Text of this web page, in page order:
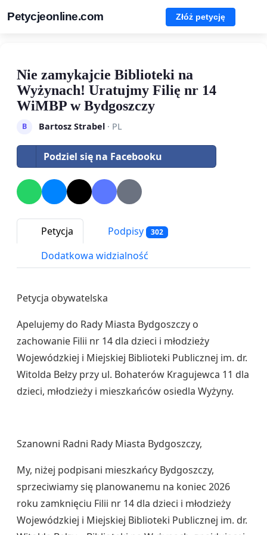
Petycjeonline.com Złóż petycję
Nie zamykajcie Biblioteki na
Wyżynach! Uratujmy Filię nr 14
WiMBP w Bydgoszczy
B Bartosz Strabel· PL
Podziel się na Facebooku
Petycja Podpisy 302
Dodatkowa widzialność
Petycja obywatelska
Apelujemy do Rady Miasta Bydgoszczy o
zachowanie Filii nr 14 dla dzieci i młodzieży
Wojewódzkiej i Miejskiej Biblioteki Publicznej im. dr.
Witolda Bełzy przy ul. Bohaterów Kragujewca 11 dla
dzieci, młodzieży i mieszkańców osiedla Wyżyny.
Szanowni Radni Rady Miasta Bydgoszczy,
My, niżej podpisani mieszkańcy Bydgoszczy,
sprzeciwiamy się planowanemu na koniec 2026
roku zamknięciu Filii nr 14 dla dzieci i młodzieży
Wojewódzkiej i Miejskiej Biblioteki Publicznej im. dr.